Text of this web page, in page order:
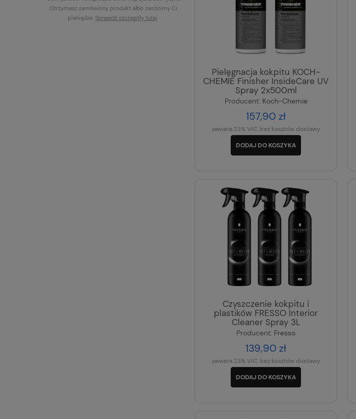
Otrzymasz zamówiony produkt albo zwrócimy Ci
pieniądze. Sprawdź szczegóły tutaj
Pielęgnacja kokpitu KOCH-
CHEMIE Finisher InsideCare UV
Spray 2x500ml
Producent: Koch-Chemie
157,90 zł
zawiera 23% VAT, bez kosztów dostawy
DODAJ DO KOSZYKA
Czyszczenie kokpitu i
plastików FRESSO Interior
Cleaner Spray 3L
Producent: Fresso
139,90 zł
zawiera 23% VAT, bez kosztów dostawy
DODAJ DO KOSZYKA